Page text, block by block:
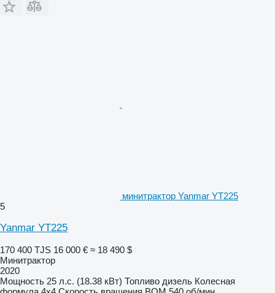
минитрактор Yanmar YT225
5
Yanmar YT225
170 400 TJS 16 000 € ≈ 18 490 $
Минитрактор
2020
Мощность 25 л.с. (18.38 кВт) Топливо дизель Колесная